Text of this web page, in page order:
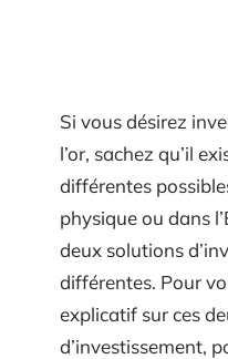
Si vous désirez
l’or, sachez qu’il
différentes
physique ou dans
deux solutions
différentes. Pour
explicatif sur ces
d’investissement,